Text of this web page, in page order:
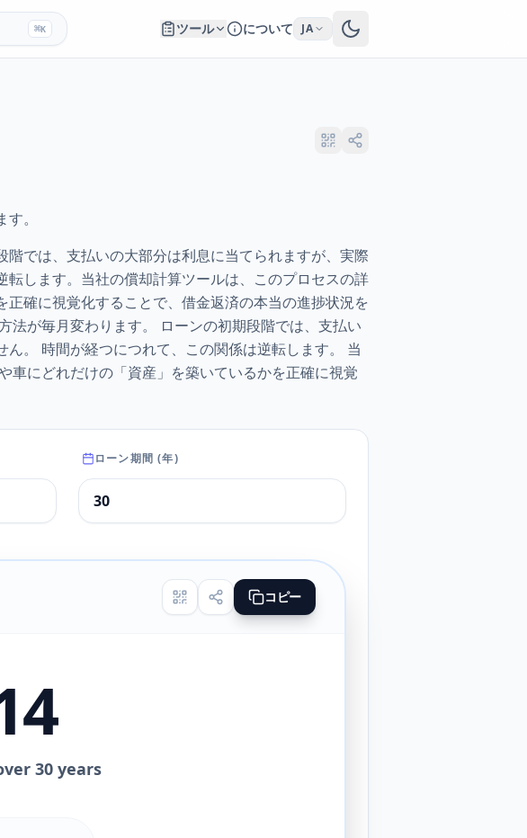
⌘K ツール について JA
。
では、支払いの大部分は利息に当てられますが、実際
します。当社の償却計算ツールは、このプロセスの詳
確に視覚化することで、借金返済の本当の進捗状況を
法が毎月変わります。 ローンの初期段階では、支払い
。 時間が経つにつれて、この関係は逆転します。 当
車にどれだけの「資産」を築いているかを正確に視覚
ローン期間 (年)
コピー
30 years